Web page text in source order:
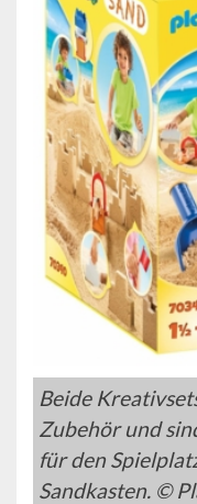
Beide
Zubehör und
für den
Sandkasten. ©